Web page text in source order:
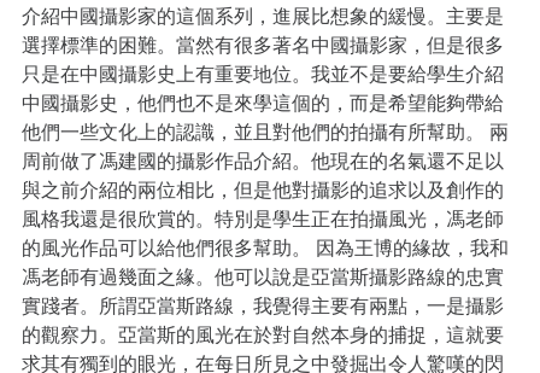
介紹中國攝影家的這個系列，進展比想象的緩慢。主要是
選擇標準的困難。當然有很多著名中國攝影家，但是很多
只是在中國攝影史上有重要地位。我並不是要給學生介紹
中國攝影史，他們也不是來學這個的，而是希望能夠帶給
他們一些文化上的認識，並且對他們的拍攝有所幫助。 兩
周前做了馮建國的攝影作品介紹。他現在的名氣還不足以
與之前介紹的兩位相比，但是他對攝影的追求以及創作的
風格我還是很欣賞的。特別是學生正在拍攝風光，馮老師
的風光作品可以給他們很多幫助。 因為王博的緣故，我和
馮老師有過幾面之緣。他可以說是亞當斯攝影路線的忠實
實踐者。所謂亞當斯路線，我覺得主要有兩點，一是攝影
的觀察力。亞當斯的風光在於對自然本身的捕捉，這就要
求其有獨到的眼光，在每日所見之中發掘出令人驚嘆的閃